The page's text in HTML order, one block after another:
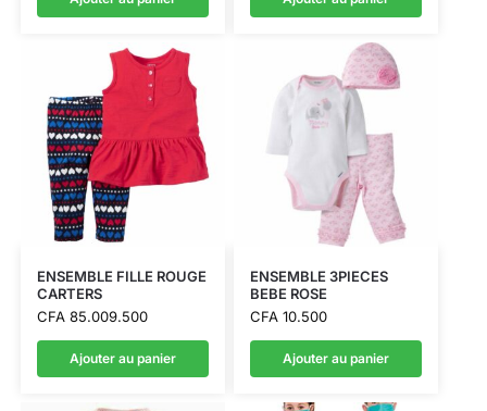
ENSEMBLE FILLE ROUGE
CARTERS
CFA85.009.500
Ajouter au panier
ENSEMBLE 3PIECES
BEBE ROSE
CFA10.500
Ajouter au panier